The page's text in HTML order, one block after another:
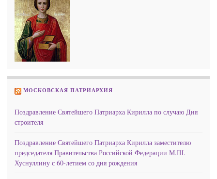
МОСКОВСКАЯ ПАТРИАРХИЯ
Поздравление Святейшего Патриарха Кирилла по случаю Дня
строителя
Поздравление Святейшего Патриарха Кирилла заместителю
председателя Правительства Российской Федерации М.Ш.
Хуснуллину с 60-летием со дня рождения